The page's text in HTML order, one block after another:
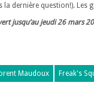
la dernière question!).
jusqu’au jeudi 26 mars
Maudoux Freak's